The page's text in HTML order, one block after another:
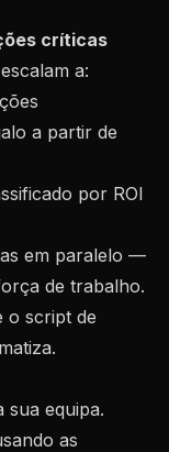
críticas
a:
a partir de
por ROI
em paralelo —
de trabalho.
o script de
sua equipa.
as